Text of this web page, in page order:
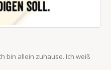
bin allein zuhause. Ich weiß